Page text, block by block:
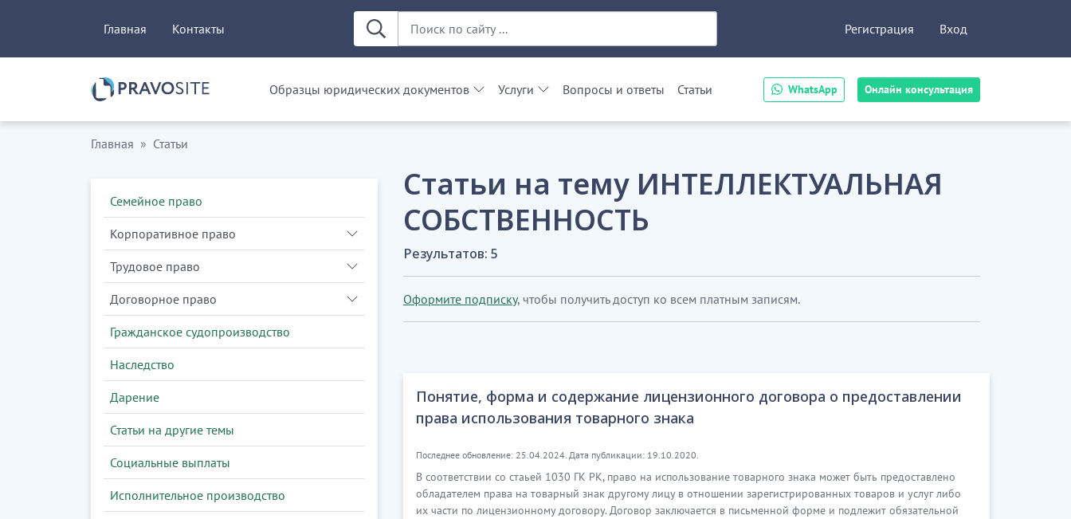
WhatsApp Онлайн консультация
Главная Контакты Регистрация Вход
Образцы юридических документов Услуги Вопросы и ответы Статьи
Главная Статьи
Семейное право
Корпоративное право
Трудовое право
Договорное право
Гражданское судопроизводство
Наследство
Дарение
Статьи на другие темы
Социальные выплаты
Исполнительное производство
Статьи на тему ИНТЕЛЛЕКТУАЛЬНАЯ
СОБСТВЕННОСТЬ
Результатов: 5
Оформите подписку, чтобы получить доступ ко всем платным записям.
Понятие, форма и содержание лицензионного договора о предоставлении
права использования товарного знака
Последнее обновление: 25.04.2024. Дата публикации: 19.10.2020.
В соответствии со стаьей 1030 ГК РК, право на использование товарного знака может быть предоставлено
обладателем права на товарный знак другому лицу в отношении зарегистрированных товаров и услуг либо
их части по лицензионному договору. Договор заключается в письменной форме и подлежит обязательной